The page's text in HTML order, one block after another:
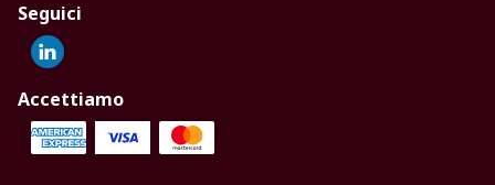
Seguici
Accettiamo